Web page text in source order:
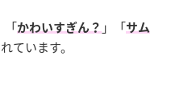
「かわいすぎん？ 」「サム
ています。